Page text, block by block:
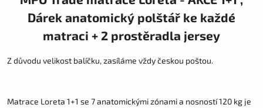
Dárek anatomický polštář ke každé
matraci + 2 prostěradla jersey
Z důvodu velikost balíčku, zasíláme vždy českou poštou.
Matrace Loreta 1+1 se 7 anatomickými zónami a nosností 120 kg je